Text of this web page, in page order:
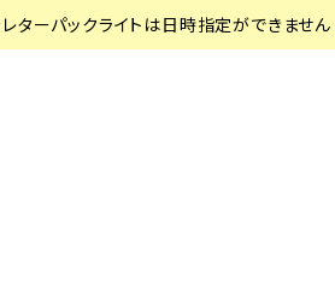
レターパックライトは日時指定ができません